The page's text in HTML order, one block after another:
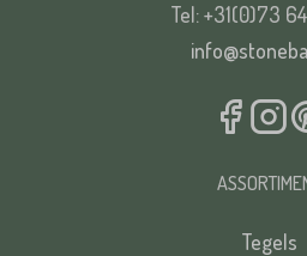
Tel: +31(0)73
Tegels